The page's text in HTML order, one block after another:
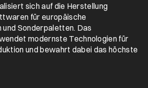
sich auf die Herstellung
für europäische
Sonderpaletten. Das
modernste Technologien für
und bewahrt dabei das höchste